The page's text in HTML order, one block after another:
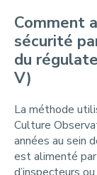
Comment
sécurité
du
V)
La méthode
Culture
années au sein
est alimenté